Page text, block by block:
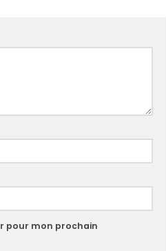
pour mon prochain